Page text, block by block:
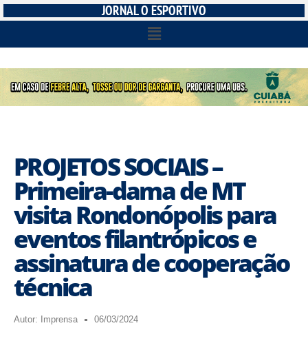
JORNAL O ESPORTIVO
PROJETOS SOCIAIS –
Primeira-dama de MT
visita Rondonópolis para
eventos filantrópicos e
assinatura de cooperação
técnica
Autor: Imprensa 06/03/2024